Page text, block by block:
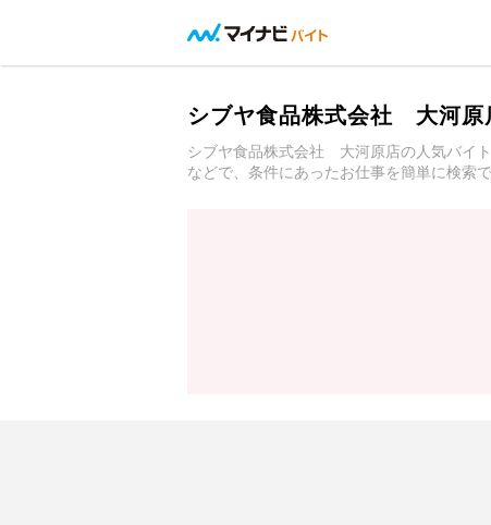
シブヤ食品株式会社 大河原
シブヤ食品株式会社 大河原店の人気バイ
などで、条件にあったお仕事を簡単に検索